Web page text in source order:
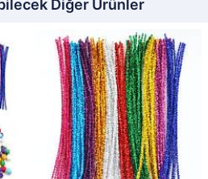
Diğer Ürünler